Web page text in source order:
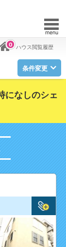
menu
ハウス閲覧履歴
0
条件変更
になしのシェ